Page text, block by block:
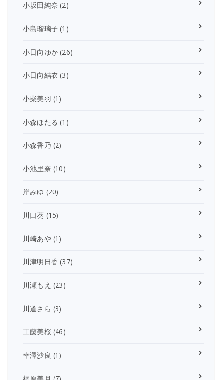
小坂田純奈 (2)
小島瑠璃子 (1)
小日向ゆか (26)
小日向結衣 (3)
小柴美羽 (1)
小森ほたる (1)
小森香乃 (2)
小池里奈 (10)
岸みゆ (20)
川口葵 (15)
川崎あや(1)
川津明日香 (37)
川瀬もえ (23)
川道さら (3)
工藤美桜(46)
幸澤沙良 (1)